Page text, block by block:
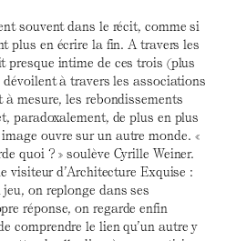
souvent dans le récit, comme si
plus en écrire la fin. A travers les
presque intime de ces trois (plus
à travers les associations
à mesure, les rebondissements
paradoxalement, de plus en plus
ouvre sur un autre monde. «
quoi ? » soulève Cyrille Weiner.
visiteur d’Architecture Exquise :
on replonge dans ses
réponse, on regarde enfin
comprendre le lien qu’un autre y